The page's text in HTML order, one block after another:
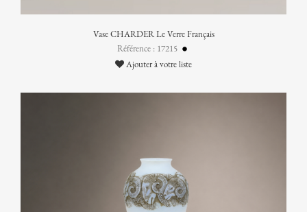
Vase CHARDER Le Verre Français
Référence : 17215
Ajouter à votre liste